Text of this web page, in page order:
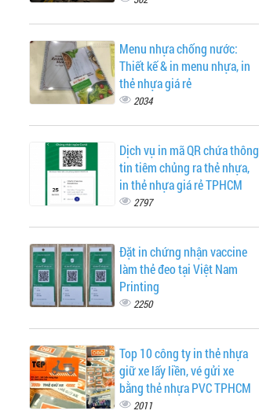
Menu nhựa chống nước:
Thiết kế & in menu nhựa, in
thẻ nhựa giá rẻ
2034
Dịch vụ in mã QR chứa thông
tin tiêm chủng ra thẻ nhựa,
in thẻ nhựa giá rẻ TPHCM
2797
Đặt in chứng nhận vaccine
làm thẻ đeo tại Việt Nam
Printing
2250
Top 10 công ty in thẻ nhựa
giữ xe lấy liền, vé gửi xe
bằng thẻ nhựa PVC TPHCM
2011